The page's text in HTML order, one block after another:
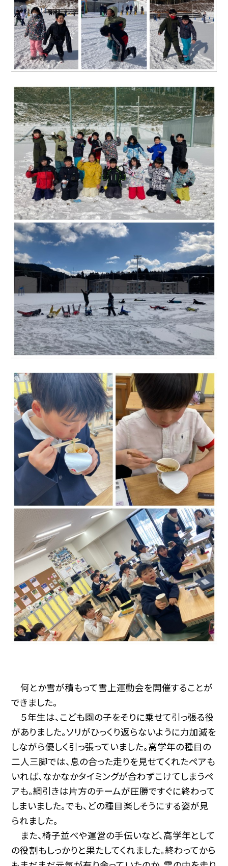
何とか雪が積もって雪上運動会を開催することが
できました。
５年生は、こども園の子をそりに乗せて引っ張る役
がありました。ソリがひっくり返らないように力加減を
しながら優しく引っ張っていました。高学年の種目の
二人三脚では、息の合った走りを見せてくれたペアも
いれば、なかなかタイミングが合わずこけてしまうペ
アも。綱引きは片方のチームが圧勝ですぐに終わって
しまいました。でも、どの種目楽しそうにする姿が見
られました。
また、椅子並べや運営の手伝いなど、高学年として
の役割もしっかりと果たしてくれました。終わってから